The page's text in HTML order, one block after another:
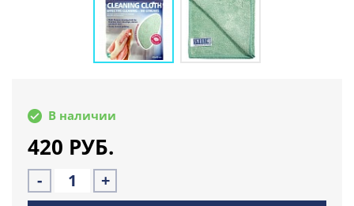
В наличии
420 РУБ.
- +